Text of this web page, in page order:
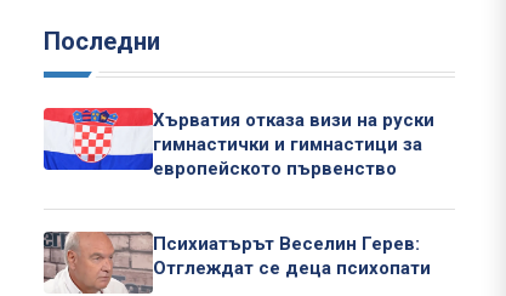
Последни
Хърватия отказа визи на руски
гимнастички и гимнастици за
европейското първенство
Психиатърът Веселин Герев:
Отглеждат се деца психопати